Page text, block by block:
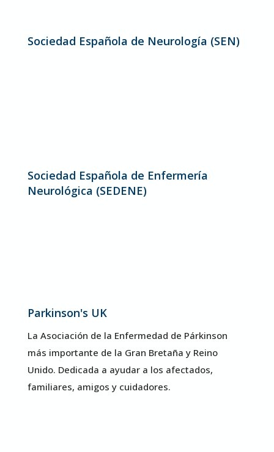
Sociedad Española de Neurología (SEN)
Sociedad Española de Enfermería
Neurológica (SEDENE)
Parkinson's UK
La Asociación de la Enfermedad de Párkinson
más importante de la Gran Bretaña y Reino
Unido. Dedicada a ayudar a los afectados,
familiares, amigos y cuidadores.